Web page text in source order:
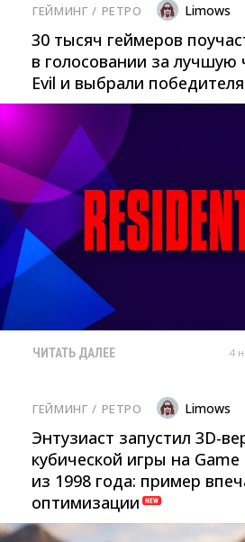
ГЕЙМИНГ / РЕТРО Limows
30 тысяч геймеров
в голосовании за лучшую
Evil и выбрали победителя
ЧИТАТЬ ДАЛЕЕ 4
ГЕЙМИНГ / РЕТРО Limows
Энтузиаст запустил 3D-
кубической игры на Game
из 1998 года: пример
оптимизации